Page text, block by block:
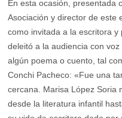
En esta ocasión, presentada
Asociación y director de este
como invitada a la escritora
deleitó a la audiencia con
algún poema o cuento, tal
Conchi Pacheco: «Fue una
cercana. Marisa López Soria
desde la literatura infantil